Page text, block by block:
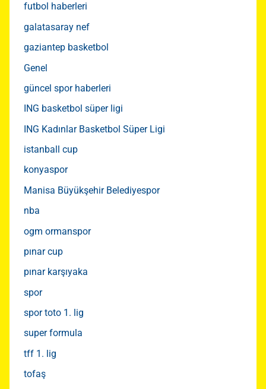
futbol haberleri
galatasaray nef
gaziantep basketbol
Genel
güncel spor haberleri
ING basketbol süper ligi
ING Kadınlar Basketbol Süper Ligi
istanball cup
konyaspor
Manisa Büyükşehir Belediyespor
nba
ogm ormanspor
pınar cup
pınar karşıyaka
spor
spor toto 1. lig
super formula
tff 1. lig
tofaş